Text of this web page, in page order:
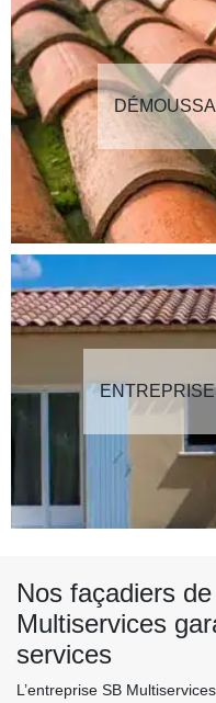
Nos façadiers
Multiservices
services
L’entreprise SB